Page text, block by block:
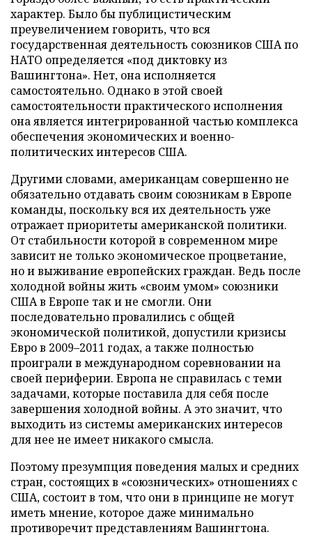
характер. Было бы публицистическим
преувеличением говорить, что вся
государственная деятельность союзников США по
НАТО определяется «под диктовку из
Вашингтона». Нет, она исполняется
самостоятельно. Однако в этой своей
самостоятельности практического исполнения
она является интегрированной частью комплекса
обеспечения экономических и военно-
политических интересов США.
Другими словами, американцам совершенно не
обязательно отдавать своим союзникам в Европе
команды, поскольку вся их деятельность уже
отражает приоритеты американской политики.
От стабильности которой в современном мире
зависит не только экономическое процветание,
но и выживание европейских граждан. Ведь после
холодной войны жить «своим умом» союзники
США в Европе так и не смогли. Они
последовательно провалились с общей
экономической политикой, допустили кризисы
Евро в 2009–2011 годах, а также полностью
проиграли в международном соревновании на
своей периферии. Европа не справилась с теми
задачами, которые поставила для себя после
завершения холодной войны. А это значит, что
выходить из системы американских интересов
для нее не имеет никакого смысла.
Поэтому презумпция поведения малых и средних
стран, состоящих в «союзнических» отношениях с
США, состоит в том, что они в принципе не могут
иметь мнение, которое даже минимально
противоречит представлениям Вашингтона.